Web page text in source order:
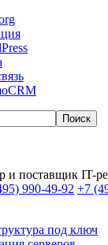
Поиск
и поставщик IT-
990-49-92 +7
под ключ